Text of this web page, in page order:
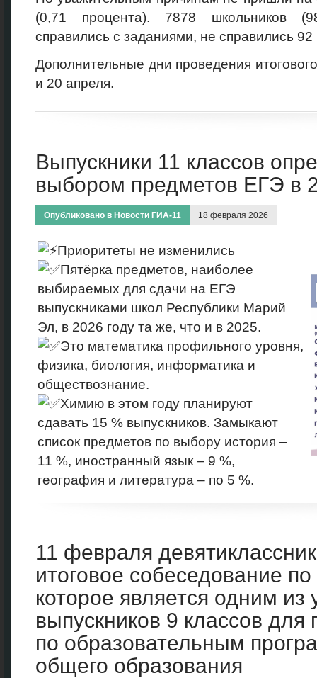
(0,71 процента). 7878 школьников
справились с заданиями, не справились
Дополнительные дни проведения
и 20 апреля.
Выпускники 11 классов
выбором предметов ЕГЭ в
Опубликовано в Новости ГИА-11 18 февраля 2026
Приоритеты не изменились
Пятёрка предметов, наиболее
выбираемых для сдачи на ЕГЭ
выпускниками школ Республики Марий
Эл, в 2026 году та же, что и в 2025.
Это математика профильного уровня,
физика, биология, информатика и
обществознание.
Химию в этом году планируют
сдавать 15 % выпускников. Замыкают
список предметов по выбору история –
11 %, иностранный язык – 9 %,
география и литература – по 5 %.
11 февраля
итоговое собеседование
которое является одним из
выпускников 9 классов
по образовательным
общего образования